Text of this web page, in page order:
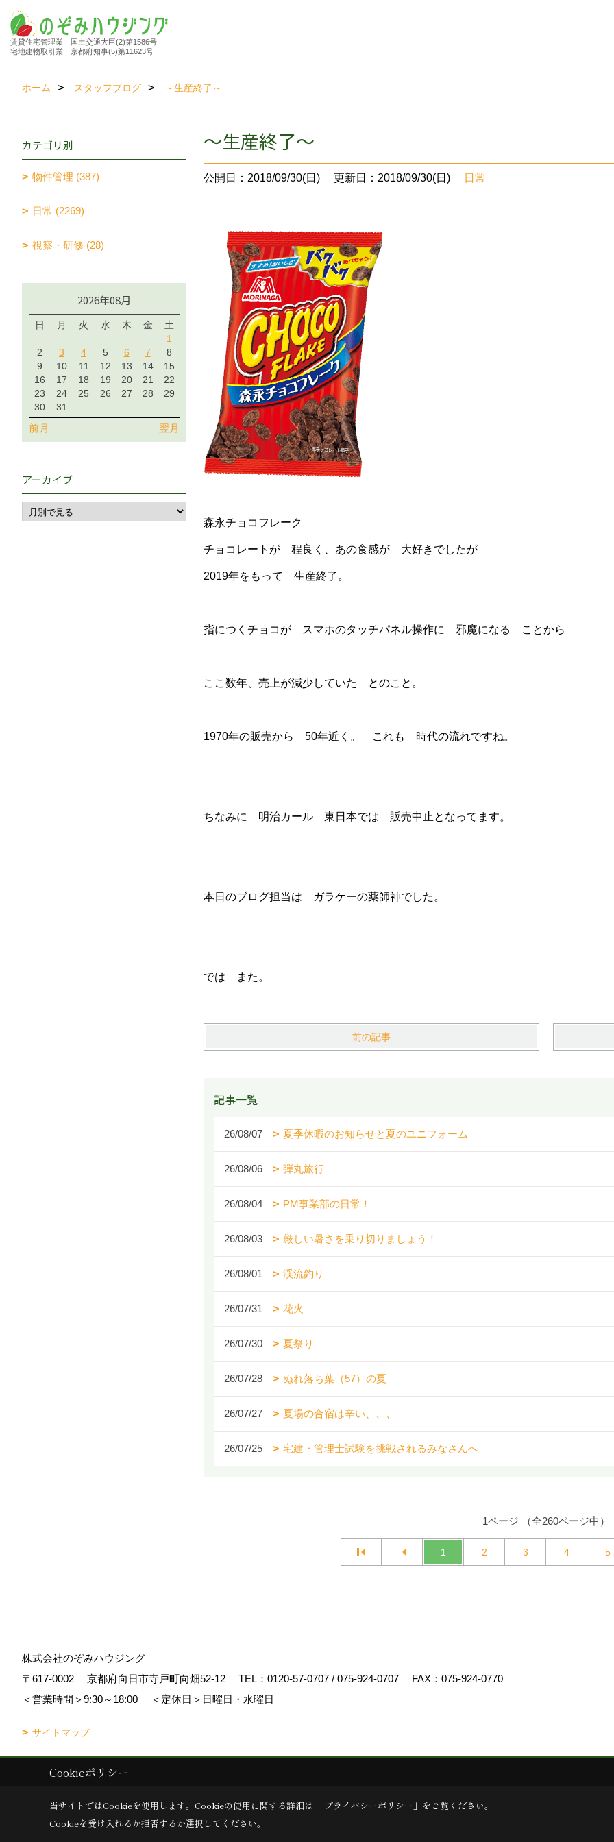
賃貸住宅管理業 国土交通大臣(2)第1586号
宅地建物取引業 京都府知事(5)第11623号
ホーム スタッフブログ ～生産終了～
～生産終了～
公開日：2018/09/30(日) 更新日：2018/09/30(日) 日常
森永チョコフレーク
チョコレートが 程良く、あの食感が 大好きでしたが
2019年をもって 生産終了。
指につくチョコが スマホのタッチパネル操作に 邪魔になる ことから
ここ数年、売上が減少していた とのこと。
1970年の販売から 50年近く。 これも 時代の流れですね。
ちなみに 明治カール 東日本では 販売中止となってます。
本日のブログ担当は ガラケーの薬師神でした。
では また。
前の記事
記事一覧
26/08/07 夏季休暇のお知らせと夏のユニフォーム
26/08/06 弾丸旅行
26/08/04 PM事業部の日常！
26/08/03 厳しい暑さを乗り切りましょう！
26/08/01 渓流釣り
26/07/31 花火
26/07/30 夏祭り
26/07/28 ぬれ落ち葉（57）の夏
26/07/27 夏場の合宿は辛い、、、
26/07/25 宅建・管理士試験を挑戦されるみなさんへ
1ページ （全260ページ中）
1 2 3 4 5
カテゴリ別
物件管理 (387)
日常 (2269)
視察・研修 (28)
2026年08月
日 月 火 水 木 金
土
1
2
3 4 5 6 7
8
9
10 11 12 13 14
15
16
17 18 19 20 21
22
23
24 25 26 27 28
29
30
31
前月 翌月
アーカイブ
株式会社のぞみハウジング
〒617-0002
京都府向日市寺戸町向畑52-12 TEL： 0120-57-0707 / 075-924-0707
FAX：075-924-0770
＜営業時間＞9:30～18:00
＜定休日＞日曜日・水曜日
サイトマップ
Copyright (c) Nozomi Housing. All Rights Reserved.
Cookieポリシー
当サイトではCookieを使用します。 Cookieの使用に関する詳細は 「プライバシーポリシー 」をご覧ください。
Cookieを受け入れるか拒否するか選択してください。